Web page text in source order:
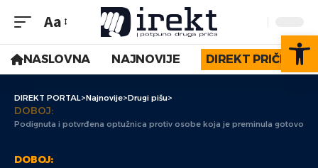
Aa
NASLOVNA NAJNOVIJE DIREKT PRIČE
DIREKT PORTAL>Najnovije>Drugi pišu>
DOBOJ:
Podignuta i potvrđena optužnica protiv osobe koja je preminula gotovo
DOBOJ: